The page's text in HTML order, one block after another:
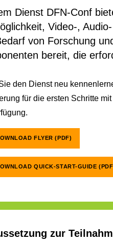
Dienst DFN-Conf
Video-,
von Forschung
bereit, die
den Dienst neu
für die ersten Schritte
FLYER (PDF)
QUICK-START-GUIDE
zur